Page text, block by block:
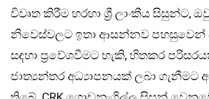
විවෘත කිරීම හරහා ශ්‍රී ලාංකීය සිසුන්ට,
නිවෙස්වලට ඉතා ආසන්නව පහසුවෙන්
සඳහා ප්‍රවේශවීමට හැකි, හිතකර
ජාත්‍යන්තර අධ්‍යාපනයක් ලබා ගැනීමට